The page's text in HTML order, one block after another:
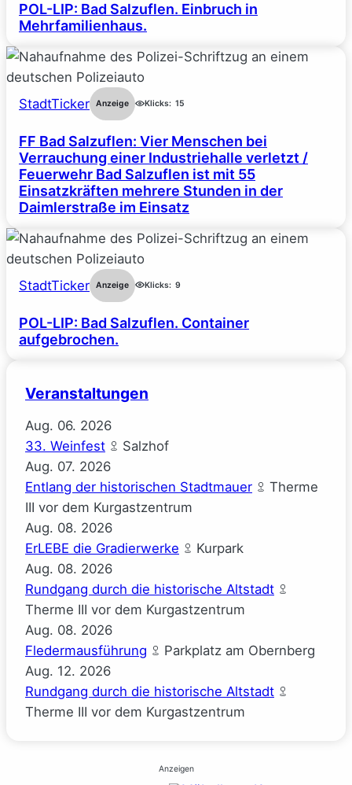
POL-LIP: Bad Salzuflen. Einbruch in
Mehrfamilienhaus.
StadtTicker Anzeige Klicks: 15
FF Bad Salzuflen: Vier Menschen bei
Verrauchung einer Industriehalle verletzt /
Feuerwehr Bad Salzuflen ist mit 55
Einsatzkräften mehrere Stunden in der
Daimlerstraße im Einsatz
StadtTicker Anzeige Klicks: 9
POL-LIP: Bad Salzuflen. Container
aufgebrochen.
Veranstaltungen
Aug. 06. 2026
33. Weinfest
Salzhof
Aug. 07. 2026
Entlang der historischen Stadtmauer
Therme
III vor dem Kurgastzentrum
Aug. 08. 2026
ErLEBE die Gradierwerke
Kurpark
Aug. 08. 2026
Rundgang durch die historische Altstadt
Therme III vor dem Kurgastzentrum
Aug. 08. 2026
Fledermausführung
Parkplatz am Obernberg
Aug. 12. 2026
Rundgang durch die historische Altstadt
Therme III vor dem Kurgastzentrum
Anzeigen